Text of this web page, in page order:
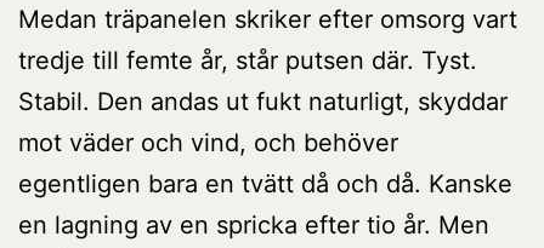
Medan träpanelen skriker efter omsorg vart
tredje till femte år, står putsen där. Tyst.
Stabil. Den andas ut fukt naturligt, skyddar
mot väder och vind, och behöver
egentligen bara en tvätt då och då. Kanske
en lagning av en spricka efter tio år. Men